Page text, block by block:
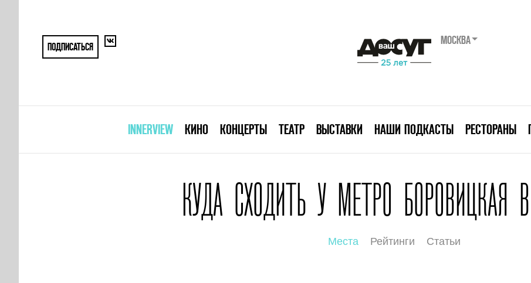
ПОДПИСАТЬСЯ
МОСКВА
INNERVIEW КИНО КОНЦЕРТЫ ТЕАТР ВЫСТАВКИ НАШИ ПОДКАСТЫ РЕСТОРАНЫ
КУДА СХОДИТЬ У МЕТРО БОРОВИЦКАЯ
Места Рейтинги Статьи